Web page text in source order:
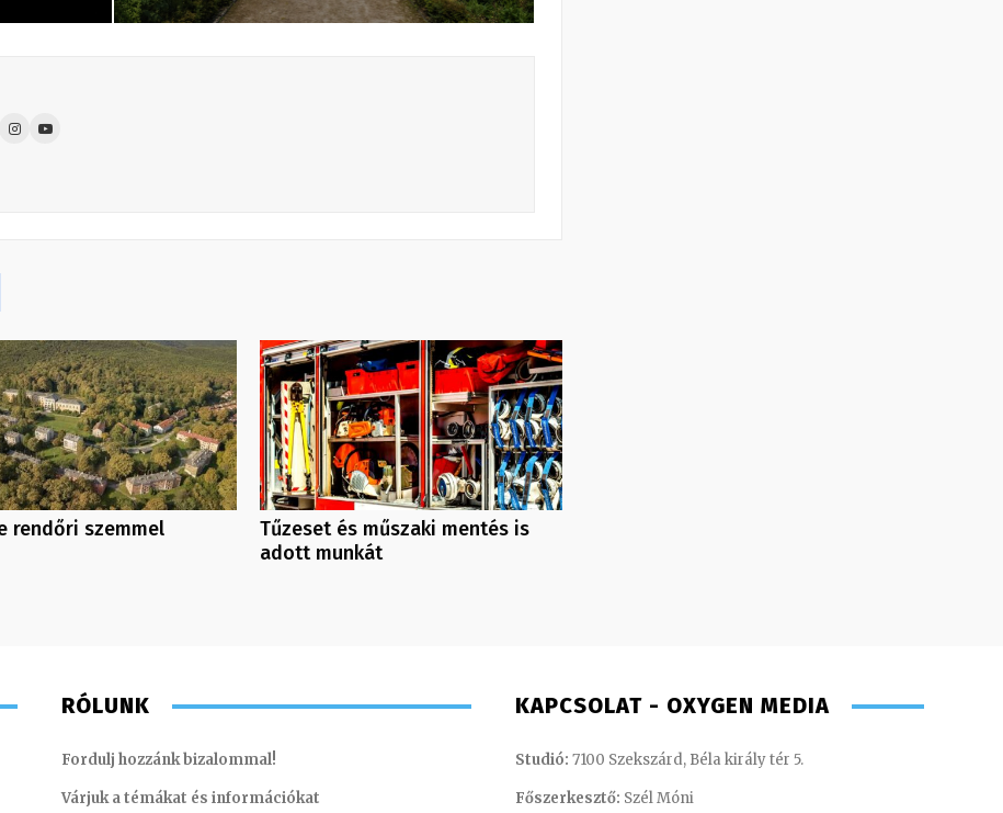
rendőri szemmel
Tűzeset és műszaki mentés is
adott munkát
RÓLUNK
Fordulj hozzánk bizalommal!
Várjuk a témákat és információkat
KAPCSOLAT - OXYGEN MEDIA
Studió: 7100 Szekszárd, Béla király tér 5.
Főszerkesztő: Szél Móni